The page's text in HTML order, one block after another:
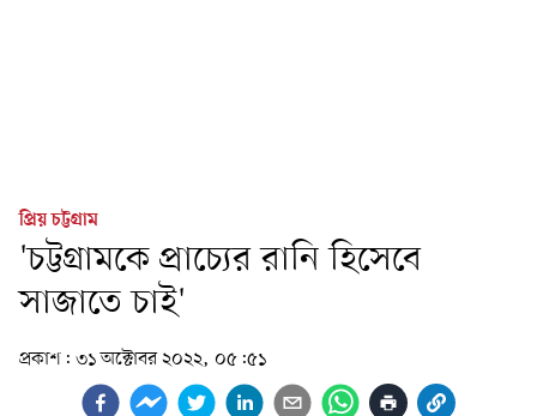
প্রিয় চট্টগ্রাম
'চট্টগ্রামকে প্রাচ্যের রানি হিসেবে
সাজাতে চাই'
প্রকাশ: ৩১ অক্টোবর ২০২২, ০৫:৫১